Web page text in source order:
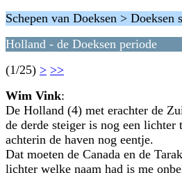
Schepen van Doeksen > Doeksen
Holland - de Doeksen periode
(1/25) > >>
Wim Vink:
De Holland (4) met erachter de
de derde steiger is nog een lichter
achterin de haven nog eentje.
Dat moeten de Canada en de
lichter welke naam had is me